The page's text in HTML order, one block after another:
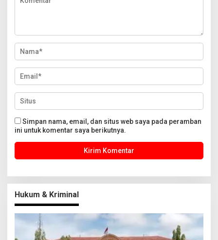
Simpan nama, email, dan situs web saya pada peramban
ini untuk komentar saya berikutnya.
Hukum & Kriminal